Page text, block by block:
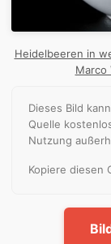
Heidelbeeren in
Marco
Dieses Bild
Quelle
Nutzung
Kopiere diesen